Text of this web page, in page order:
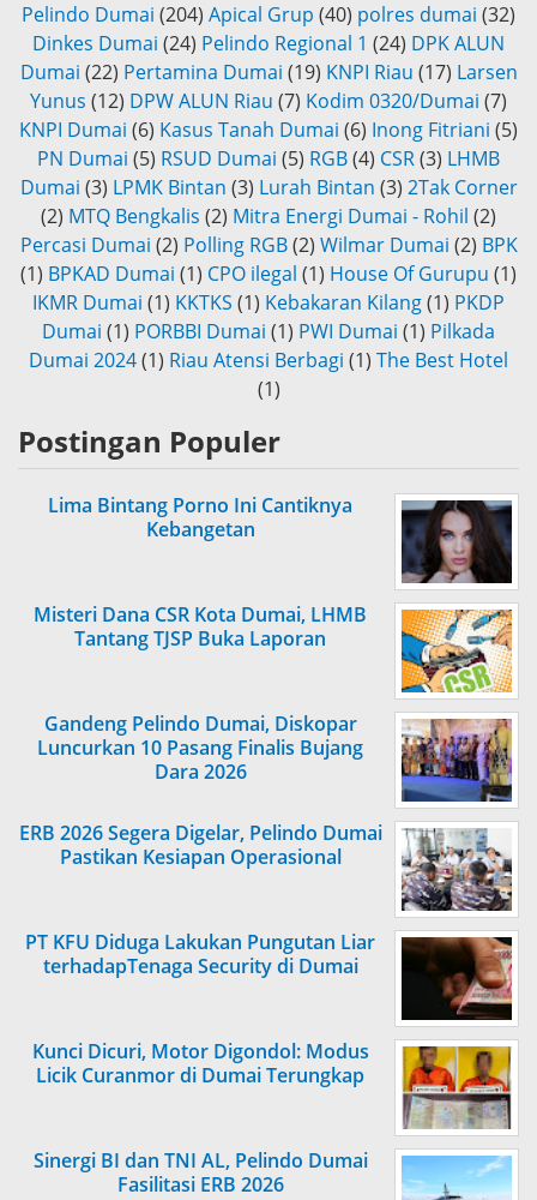
Pelindo Dumai (204) Apical Grup (40) polres dumai (32)
Dinkes Dumai (24) Pelindo Regional 1 (24) DPK ALUN
Dumai (22) Pertamina Dumai (19) KNPI Riau (17) Larsen
Yunus (12) DPW ALUN Riau (7) Kodim 0320/Dumai (7)
KNPI Dumai (6) Kasus Tanah Dumai (6) Inong Fitriani (5)
PN Dumai (5) RSUD Dumai (5) RGB(4) CSR(3) LHMB
Dumai (3) LPMK Bintan (3) Lurah Bintan (3) 2Tak Corner
(2) MTQ Bengkalis (2) Mitra Energi Dumai - Rohil (2)
Percasi Dumai (2) Polling RGB (2) Wilmar Dumai (2) BPK
(1) BPKAD Dumai (1) CPO ilegal (1) House Of Gurupu (1)
IKMR Dumai (1) KKTKS (1) Kebakaran Kilang(1) PKDP
Dumai (1) PORBBI Dumai (1) PWI Dumai (1) Pilkada
Dumai 2024(1) Riau Atensi Berbagi (1) The Best Hotel
(1)
Postingan Populer
Lima Bintang Porno Ini Cantiknya
Kebangetan
Misteri Dana CSR Kota Dumai, LHMB
Tantang TJSP Buka Laporan
Gandeng Pelindo Dumai, Diskopar
Luncurkan 10 Pasang Finalis Bujang
Dara 2026
ERB 2026 Segera Digelar, Pelindo Dumai
Pastikan Kesiapan Operasional
PT KFU Diduga Lakukan Pungutan Liar
terhadapTenaga Security di Dumai
Kunci Dicuri, Motor Digondol: Modus
Licik Curanmor di Dumai Terungkap
Sinergi BI dan TNI AL, Pelindo Dumai
Fasilitasi ERB 2026